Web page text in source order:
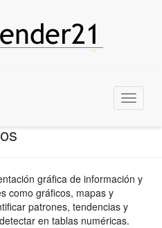
Menu
gráfica de información y
como gráficos, mapas y
patrones, tendencias y
en tablas numéricas.